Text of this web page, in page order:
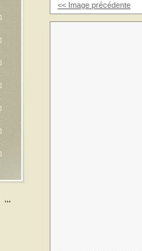
<< Image précédente